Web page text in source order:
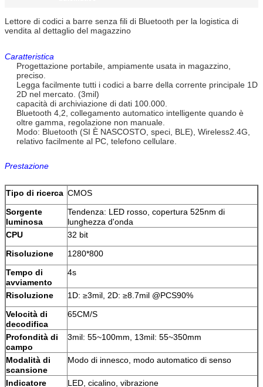
Lettore di codici a barre senza fili di Bluetooth per la logistica di
vendita al dettaglio del magazzino
Caratteristica
Progettazione portabile, ampiamente usata in magazzino,
preciso.
Legga facilmente tutti i codici a barre della corrente principale 1D
2D nel mercato. (3mil)
capacità di archiviazione di dati 100.000.
Bluetooth 4,2, collegamento automatico intelligente quando è
oltre gamma, regolazione non manuale.
Modo: Bluetooth (SI È NASCOSTO, speci, BLE), Wireless2.4G,
relativo facilmente al PC, telefono cellulare.
Prestazione
Tipo di ricerca CMOS
Sorgente
luminosa
Tendenza: LED rosso, copertura 525nm di
lunghezza d'onda
CPU
32 bit
Risoluzione
1280*800
Tempo di
avviamento
4s
Risoluzione
1D: ≥3mil, 2D: ≥8.7mil @PCS90%
Velocità di
decodifica
65CM/S
Profondità di
campo
3mil: 55~100mm, 13mil: 55~350mm
Modalità di
scansione
Modo di innesco, modo automatico di senso
Indicatore
LED, cicalino, vibrazione